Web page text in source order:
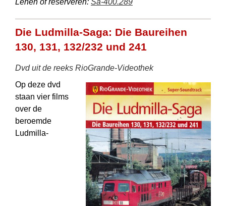
Lenen of reserveren: Sa-400.289
Die Ludmilla-Saga: Die Baureihen
130, 131, 132/232 und 241
Dvd uit de reeks RioGrande-Videothek
Op deze dvd
staan vier films
over de
beroemde
Ludmilla-